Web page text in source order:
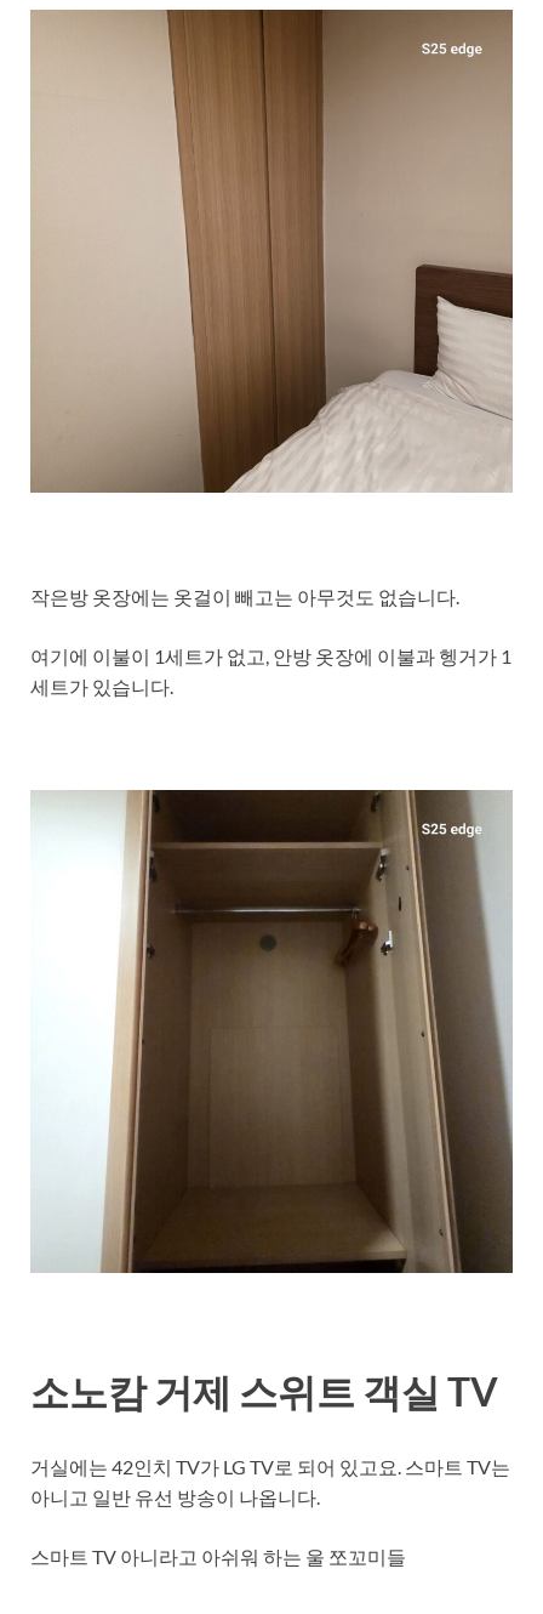
작은방 옷장에는 옷걸이 빼고는 아무것도 없습니다.
여기에 이불이 1세트가 없고, 안방 옷장에 이불과 헹거가 1
세트가 있습니다.
소노캄 거제 스위트 객실 TV
거실에는 42인치 TV가 LG TV로 되어 있고요. 스마트 TV는
아니고 일반 유선 방송이 나옵니다.
스마트 TV 아니라고 아쉬워 하는 울 쪼꼬미들